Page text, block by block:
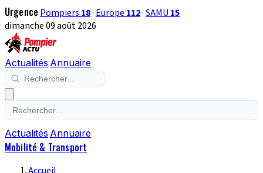
Urgence Pompiers 18· Europe 112·SAMU 15
dimanche 09 août 2026
Actualités Annuaire
Actualités Annuaire
Mobilité & Transport